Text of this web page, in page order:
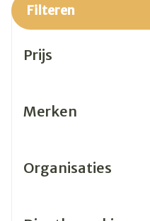
Filteren
Prijs
Merken
Organisaties